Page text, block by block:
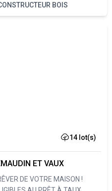
BOIS
14 lot(s)
ET VAUX
DE VOTRE MAISON !